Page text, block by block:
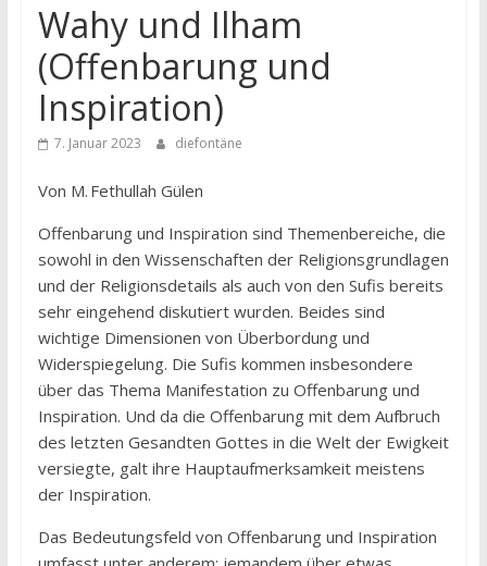
Wahy und Ilham
(Offenbarung und
Inspiration)
7. Januar 2023 diefontäne
Von M. Fethullah Gülen
Offenbarung und Inspiration sind Themenbereiche, die
sowohl in den Wissenschaften der Religionsgrundlagen
und der Religionsdetails als auch von den Sufis bereits
sehr eingehend diskutiert wurden. Beides sind
wichtige Dimensionen von Überbordung und
Widerspiegelung. Die Sufis kommen insbesondere
über das Thema Manifestation zu Offenbarung und
Inspiration. Und da die Offenbarung mit dem Aufbruch
des letzten Gesandten Gottes in die Welt der Ewigkeit
versiegte, galt ihre Hauptaufmerksamkeit meistens
der Inspiration.
Das Bedeutungsfeld von Offenbarung und Inspiration